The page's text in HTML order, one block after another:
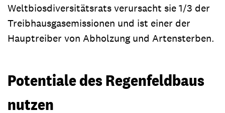
Weltbiosdiversitätsrats verursacht sie 1/3 der
Treibhausgasemissionen und ist einer der
Hauptreiber von Abholzung und Artensterben.
Potentiale des Regenfeldbaus
nutzen